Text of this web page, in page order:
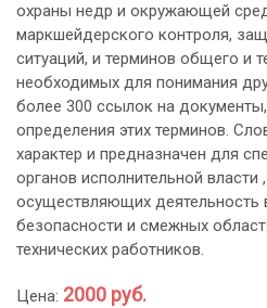
охраны недр и окружающей
маркшейдерского контроля,
ситуаций, и терминов общего и
необходимых для понимания
более 300 ссылок на
определения этих терминов.
характер и предназначен для
органов исполнительной власти
осуществляющих
безопасности и смежных
технических работников.
Цена: 2000 руб.